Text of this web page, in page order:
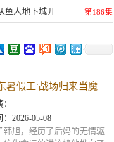
鱼人地下城开 第186集
中东暑假工:战场归来当魔神 动漫态画
2026-05-08
韩旭，经历了后妈的无情驱